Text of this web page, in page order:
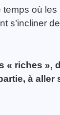
temps où les
s’incliner
« riches »,
à aller